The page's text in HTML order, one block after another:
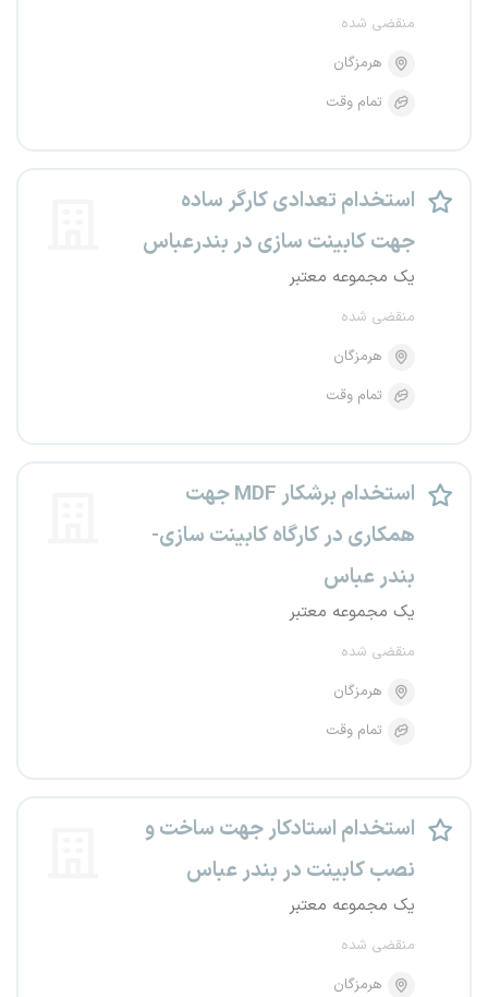
منقضی شده
هرمزگان
تمام وقت
استخدام تعدادی کارگر ساده
جهت کابینت سازی در بندرعباس
یک مجموعه معتبر
منقضی شده
هرمزگان
تمام وقت
استخدام برشکار MDF جهت
همکاری در کارگاه کابینت سازی-
بندر عباس
یک مجموعه معتبر
منقضی شده
هرمزگان
تمام وقت
استخدام استادکار جهت ساخت و
نصب کابینت در بندر عباس
یک مجموعه معتبر
منقضی شده
هرمزگان